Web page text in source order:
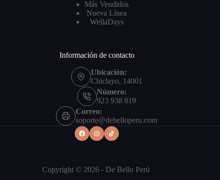
Más Vendidos
Nueva Línea
WellaDays
Información de contacto
Ubicación:
Chiclayo, 14001
Número:
923 938 819
Correo:
soporte@debelloperu.com
Copyright © 2026 - De Bello Perú